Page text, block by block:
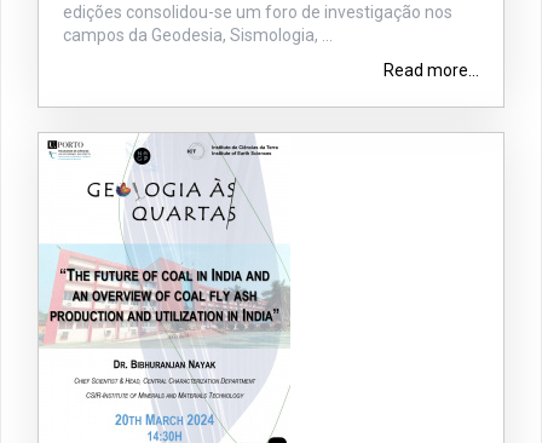
edições consolidou-se um foro de investigação nos
campos da Geodesia, Sismologia, ...
Read more...